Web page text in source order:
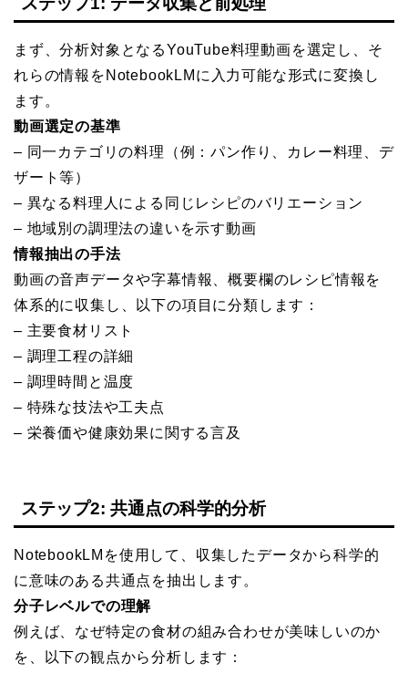
まず、分析対象となるYouTube料理動画を選定し、そ
れらの情報をNotebookLMに入力可能な形式に変換し
ます。
動画選定の基準
– 同一カテゴリの料理（例：パン作り、カレー料理、デ
ザート等）
– 異なる料理人による同じレシピのバリエーション
– 地域別の調理法の違いを示す動画
情報抽出の手法
動画の音声データや字幕情報、概要欄のレシピ情報を
体系的に収集し、以下の項目に分類します：
– 主要食材リスト
– 調理工程の詳細
– 調理時間と温度
– 特殊な技法や工夫点
– 栄養価や健康効果に関する言及
ステップ2: 共通点の科学的分析
NotebookLMを使用して、収集したデータから科学的
に意味のある共通点を抽出します。
分子レベルでの理解
例えば、なぜ特定の食材の組み合わせが美味しいのか
を、以下の観点から分析します：